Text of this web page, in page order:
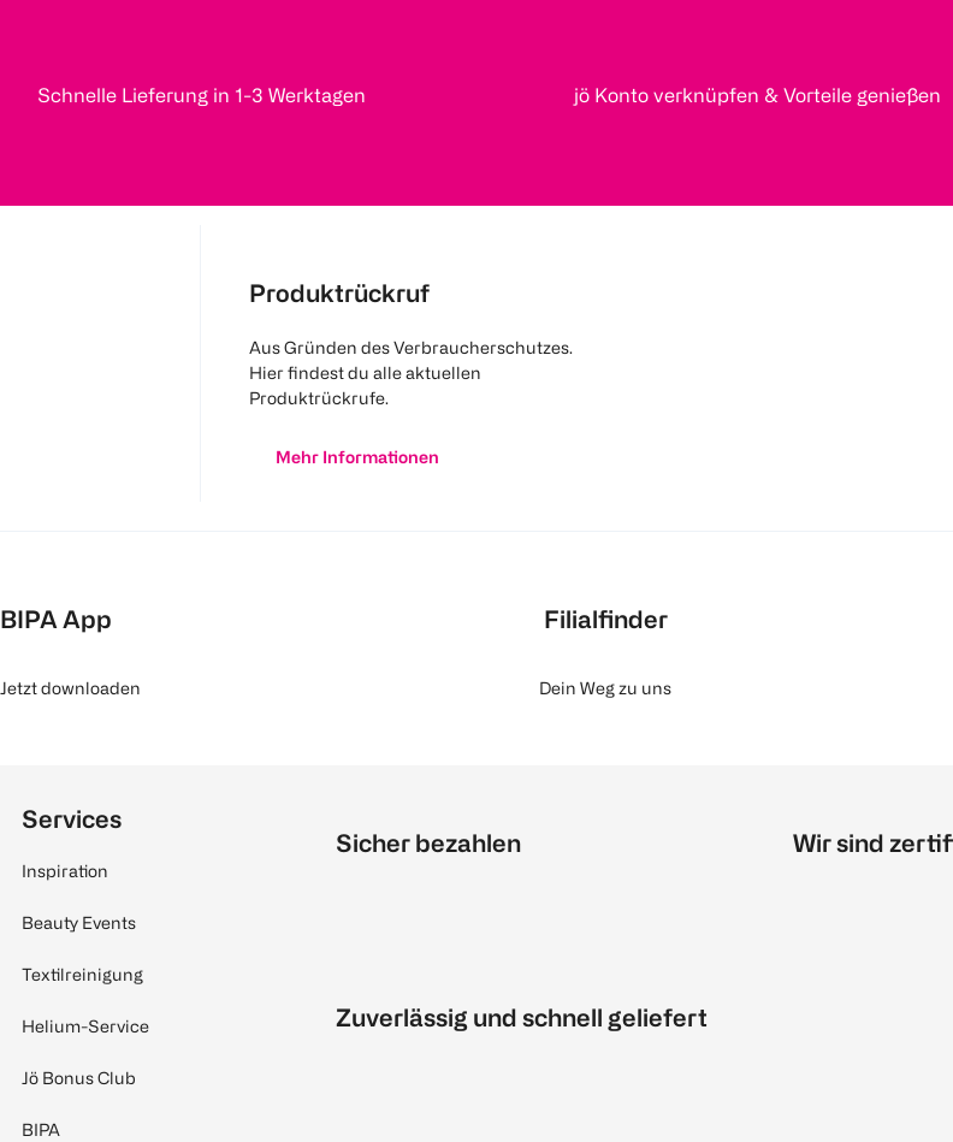
Schnelle Lieferung in 1-3 Werktagen jö Konto verknüpfen & Vorteile genießen
Produktrückruf
Aus Gründen des Verbraucherschutzes.
Hier findest du alle aktuellen
Produktrückrufe.
Mehr Informationen
BIPA App
Jetzt downloaden
Filialfinder
Dein Weg zu uns
Services
Inspiration
Beauty Events
Textilreinigung
Helium-Service
Jö Bonus Club
BIPA
Sicher bezahlen
Zuverlässig und schnell geliefert
Wir sind